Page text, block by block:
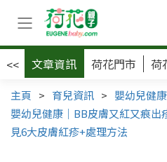
<< 文章資訊 荷花門市 荷
主頁 > 育兒資訊 > 嬰幼兒健康
嬰幼兒健康｜BB皮膚又紅又痕出
見6大皮膚紅疹+處理方法